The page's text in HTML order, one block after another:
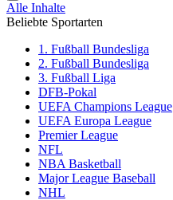
Alle Inhalte
Beliebte Sportarten
1. Fußball Bundesliga
2. Fußball Bundesliga
3. Fußball Liga
DFB-Pokal
UEFA Champions League
UEFA Europa League
Premier League
NFL
NBA Basketball
Major League Baseball
NHL